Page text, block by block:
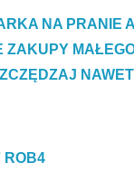
NA PRANIE
ZAKUPY
ROB4